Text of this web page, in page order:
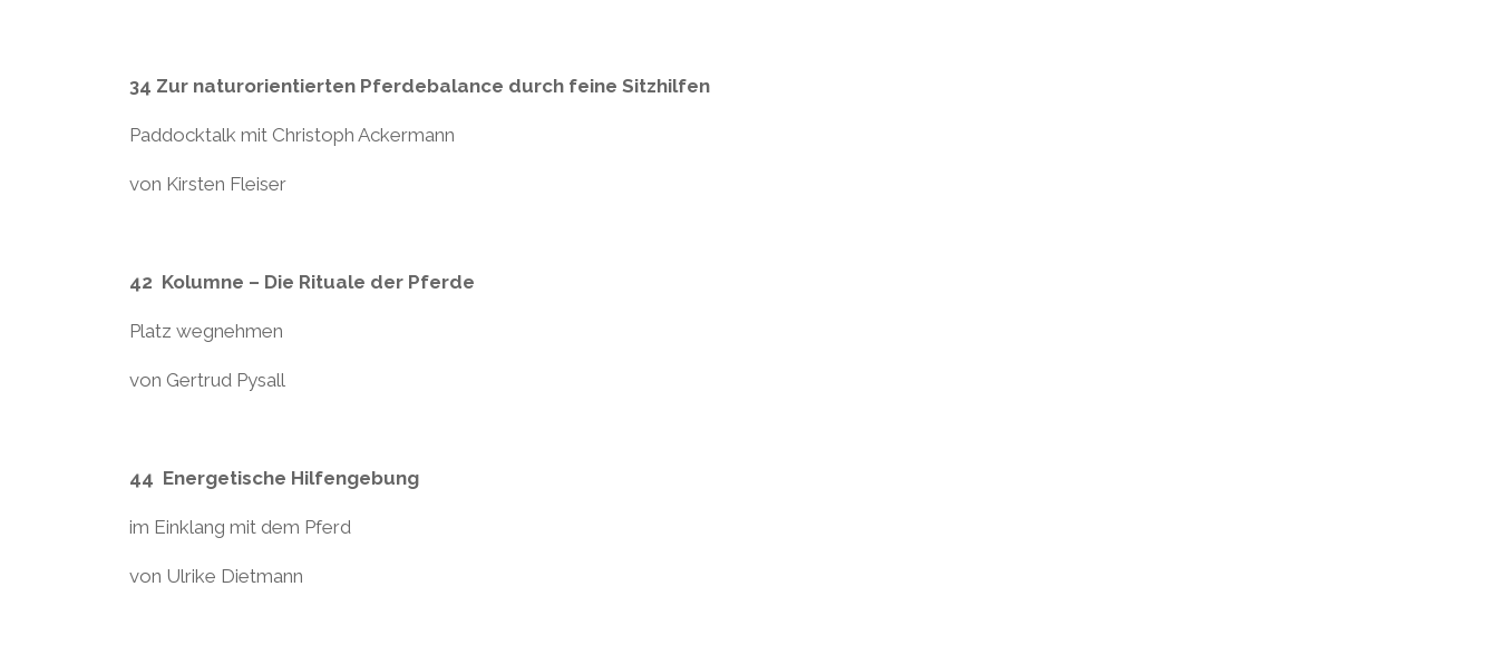
34 Zur naturorientierten Pferdebalance durch feine Sitzhilfen
Paddocktalk mit Christoph Ackermann
von Kirsten Fleiser
42 Kolumne – Die Rituale der Pferde
Platz wegnehmen
von Gertrud Pysall
44 Energetische Hilfengebung
im Einklang mit dem Pferd
von Ulrike Dietmann